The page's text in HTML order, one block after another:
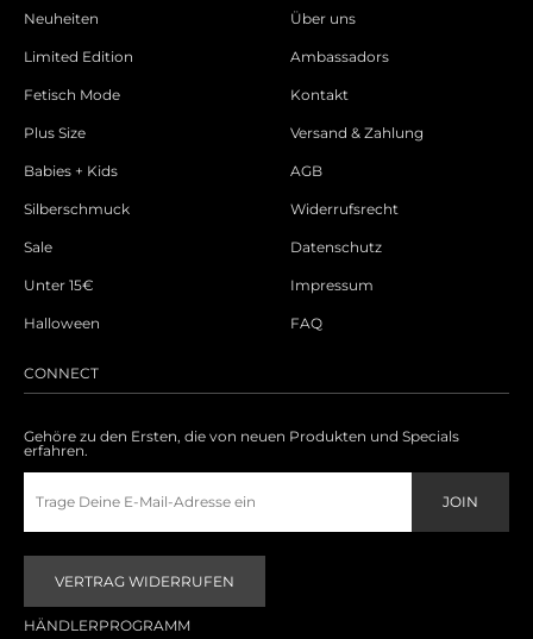
Neuheiten
Limited Edition
Fetisch Mode
Plus Size
Babies + Kids
Silberschmuck
Sale
Unter 15€
Halloween
Über uns
Ambassadors
Kontakt
Versand & Zahlung
AGB
Widerrufsrecht
Datenschutz
Impressum
FAQ
CONNECT
Gehöre zu den Ersten, die von neuen Produkten und Specials
erfahren.
VERTRAG WIDERRUFEN
HÄNDLERPROGRAMM